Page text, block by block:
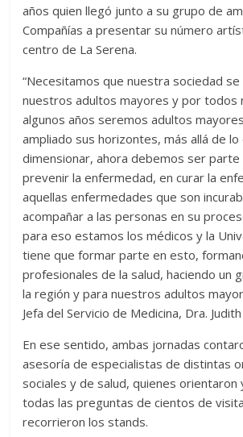
años quien llegó junto a su grupo de
Compañías a presentar su número
centro de La Serena.
“Necesitamos que nuestra sociedad
nuestros adultos mayores y por todos
algunos años seremos adultos
ampliado sus horizontes, más allá de
dimensionar, ahora debemos ser parte
prevenir la enfermedad, en curar la
aquellas enfermedades que son
acompañar a las personas en su
para eso estamos los médicos y la
tiene que formar parte en esto,
profesionales de la salud, haciendo un
la región y para nuestros adultos
Jefa del Servicio de Medicina, Dra. Judith
En ese sentido, ambas jornadas
asesoría de especialistas de distintas
sociales y de salud, quienes orientaron
todas las preguntas de cientos de
recorrieron los stands.